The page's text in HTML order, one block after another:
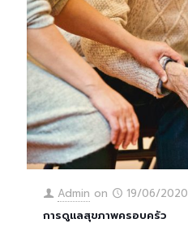
Admin on
19/06/2020
การดูแลสุขภาพครอบครัว